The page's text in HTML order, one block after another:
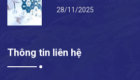
28/11/2025
Thông tin liên hệ